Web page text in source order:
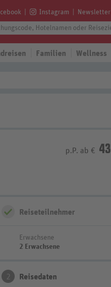
Instagram Newsletter
Familien Wellness
p.P. ab €
Reiseteilnehmer
Erwachsene
2 Erwachsene
2 Reisedaten